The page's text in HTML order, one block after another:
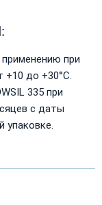
применению при
+10 до +30°C.
335 при
с даты
упаковке.